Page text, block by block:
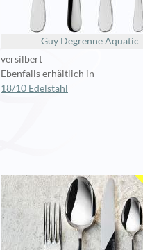
Guy Degrenne Aquatic
versilbert
Ebenfalls erhältlich in
18/10 Edelstahl